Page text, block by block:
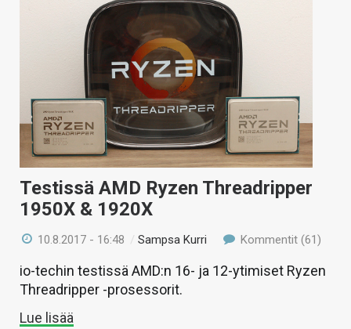
Testissä AMD Ryzen Threadripper
1950X & 1920X
10.8.2017 - 16:48 /Sampsa Kurri Kommentit (61)
io-techin testissä AMD:n 16- ja 12-ytimiset Ryzen
Threadripper -prosessorit.
Lue lisää